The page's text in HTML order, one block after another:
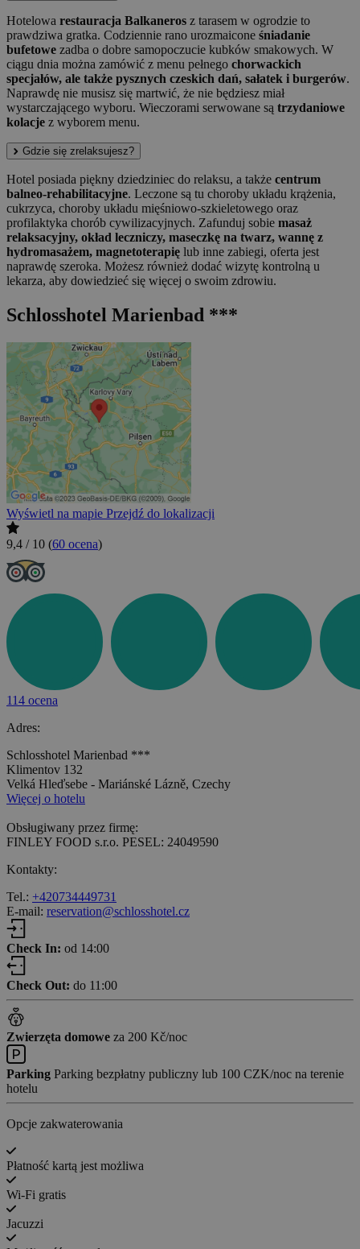
Hotelowa restauracja Balkaneros z tarasem w ogrodzie to
prawdziwa gratka. Codziennie rano urozmaicone śniadanie
bufetowe zadba o dobre samopoczucie kubków smakowych. W
ciągu dnia można zamówić z menu pełnego chorwackich
specjałów, ale także pysznych czeskich dań, sałatek i burgerów.
Naprawdę nie musisz się martwić, że nie będziesz miał
wystarczającego wyboru. Wieczorami serwowane są trzydaniowe
kolacje z wyborem menu.
Gdzie się zrelaksujesz?
Hotel posiada piękny dziedziniec do relaksu, a także centrum
balneo-rehabilitacyjne. Leczone są tu choroby układu krążenia,
cukrzyca, choroby układu mięśniowo-szkieletowego oraz
profilaktyka chorób cywilizacyjnych. Zafunduj sobie masaż
relaksacyjny, okład leczniczy, maseczkę na twarz, wannę z
hydromasażem, magnetoterapię lub inne zabiegi, oferta jest
naprawdę szeroka. Możesz również dodać wizytę kontrolną u
lekarza, aby dowiedzieć się więcej o swoim zdrowiu.
Schlosshotel Marienbad ***
Wyświetl na mapie Przejdź do lokalizacji
9,4 / 10 (60 ocena)
114 ocena
Adres:
Schlosshotel Marienbad ***
Klimentov 132
Velká Hleďsebe - Mariánské Lázně, Czechy
Więcej o hotelu
Obsługiwany przez firmę:
FINLEY FOOD s.r.o. PESEL: 24049590
Kontakty:
Tel.: +420734449731
E-mail: reservation@schlosshotel.cz
Check In: od 14:00
Check Out: do 11:00
Zwierzęta domowe za 200 Kč/noc
Parking Parking bezpłatny publiczny lub 100 CZK/noc na terenie
hotelu
Opcje zakwaterowania
Płatność kartą jest możliwa
Wi-Fi gratis
Jacuzzi